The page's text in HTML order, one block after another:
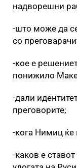
надворешни
-што може да
со
-кое е
понижило
-дали
преговорите;
-кога Нимиц ќе
-каков е